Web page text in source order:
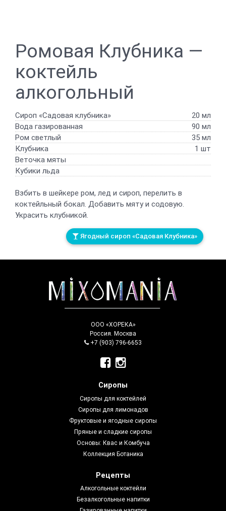
Ромовая Клубника —
коктейль
алкогольный
Сироп «Садовая клубника»
20 мл
Вода газированная
90 мл
Ром светлый
35 мл
Клубника
1 шт
Веточка мяты
Кубики льда
Взбить в шейкере ром, лед и сироп, перелить в
коктейльный бокал. Добавить мяту и содовую.
Украсить клубникой.
Ягодный сироп «Садовая Клубника»
ООО «ХОРЕКА»
Россия. Москва
+7 (903) 796-6653
Сиропы
Сиропы для коктейлей
Сиропы для лимонадов
Фруктовые и ягодные сиропы
Пряные и сладкие сиропы
Основы: Квас и Комбуча
Коллекция Ботаника
Рецепты
Алкогольные коктейли
Безалкогольные напитки